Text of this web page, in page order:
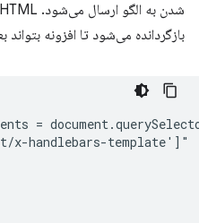
بازگردانده می‌شود تا افزونه بتواند
=
x-handlebars-template']"